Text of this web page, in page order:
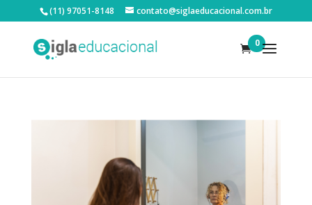
(11) 97051-8148 contato@siglaeducacional.com.br
0